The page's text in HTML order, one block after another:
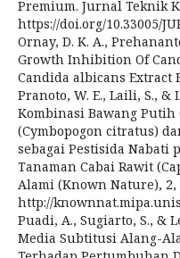
Premium. Jurnal Teknik
https://doi.org/10.33005/
Ornay, D. K. A.,
Growth Inhibition Of
Candida albicans Extract
Pranoto, W. E., Laili, S., &
Kombinasi Bawang
(Cymbopogon citratus)
sebagai Pestisida Nabati
Tanaman Cabai Rawit
Alami (Known Nature), 2,
http://
Puadi, A., Sugiarto, S., &
Media Subtitusi Alang-